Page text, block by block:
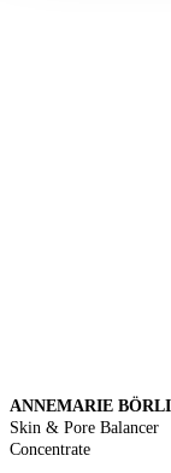
ANNEMARIE
Skin & Pore Balancer
Concentrate